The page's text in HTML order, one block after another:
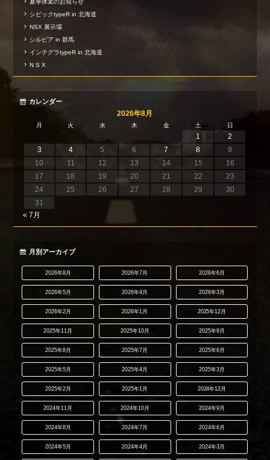
夏季休業のお知らせ
シビックtypeR in 北海道
NSX 展示場
シルビア in 群馬
インテグラtypeR in 北海道
N S X
カレンダー
2026年8月
月 火 水 木 金 土 日
1
2
3
4 5 6 7 8
9
10
11 12 13 14 15
16
17
18 19 20 21 22
23
24
25 26 27 28 29
30
31
« 7月
月別アーカイブ
2026年8月 2026年7月 2026年6月
2026年5月 2026年4月 2026年3月
2026年2月 2026年1月 2025年12月
2025年11月 2025年10月 2025年9月
2025年8月 2025年7月 2025年6月
2025年5月 2025年4月 2025年3月
2025年2月 2025年1月 2024年12月
2024年11月 2024年10月 2024年9月
2024年8月 2024年7月 2024年6月
2024年5月 2024年4月 2024年3月